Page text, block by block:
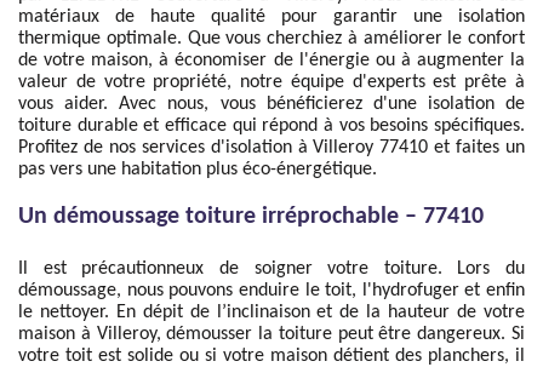
matériaux de haute qualité pour garantir une isolation
thermique optimale. Que vous cherchiez à améliorer le confort
de votre maison, à économiser de l'énergie ou à augmenter la
valeur de votre propriété, notre équipe d'experts est prête à
vous aider. Avec nous, vous bénéficierez d'une isolation de
toiture durable et efficace qui répond à vos besoins spécifiques.
Profitez de nos services d'isolation à Villeroy 77410 et faites un
pas vers une habitation plus éco-énergétique.
Un démoussage toiture irréprochable – 77410
Il est précautionneux de soigner votre toiture. Lors du
démoussage, nous pouvons enduire le toit, l'hydrofuger et enfin
le nettoyer. En dépit de l’inclinaison et de la hauteur de votre
maison à Villeroy, démousser la toiture peut être dangereux. Si
votre toit est solide ou si votre maison détient des planchers, il